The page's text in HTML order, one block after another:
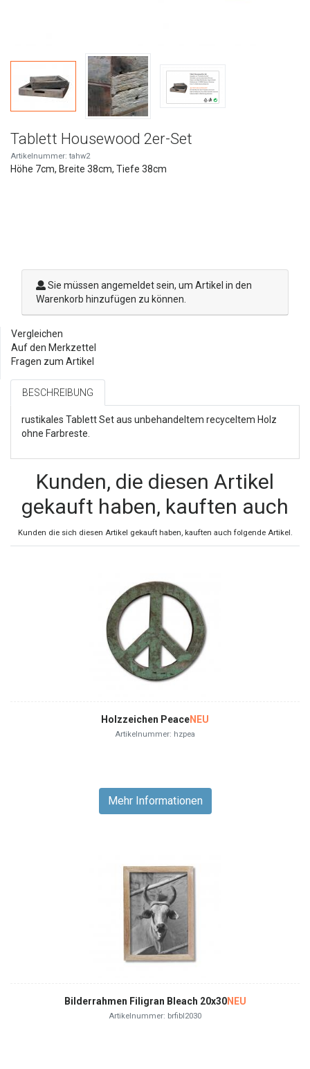
Tablett Housewood 2er-Set
Artikelnummer: tahw2
Höhe 7cm, Breite 38cm, Tiefe 38cm
Sie müssen angemeldet sein, um Artikel in den
Warenkorb hinzufügen zu können.
Vergleichen
Auf den Merkzettel
Fragen zum Artikel
BESCHREIBUNG
rustikales Tablett Set aus unbehandeltem recyceltem Holz
ohne Farbreste.
Kunden, die diesen Artikel
gekauft haben, kauften auch
Kunden die sich diesen Artikel gekauft haben, kauften auch folgende Artikel.
Holzzeichen PeaceNEU
Artikelnummer: hzpea
Mehr Informationen
Bilderrahmen Filigran Bleach 20x30NEU
Artikelnummer: brfibl2030